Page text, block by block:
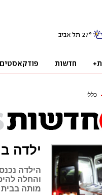
כללי
ילדה בת 12 טבעה למוות בחוף
הילדה
והחלה
מותה בבית